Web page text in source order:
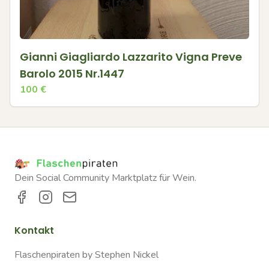
Gianni Giagliardo Lazzarito Vigna Preve
Barolo 2015 Nr.1447
100 €
Dein Social Community Marktplatz für Wein.
Kontakt
Flaschenpiraten by Stephen Nickel